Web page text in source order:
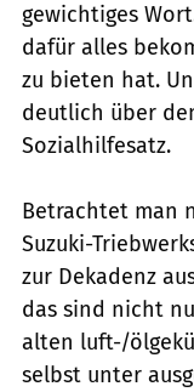
gewichtiges
dafür alles
zu bieten hat.
deutlich über
Sozialhilfesatz.
Betrachtet man
Suzuki-
zur Dekadenz
das sind nicht
alten luft-/
selbst unter